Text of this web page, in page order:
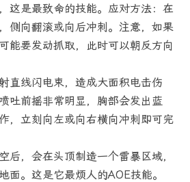
这是最致命的技能。应对方法：在
侧向翻滚或向后冲刺。注意，如果
能要发动抓取，此时可以朝反方向
直线闪电束，造成大面积电击伤
吐前摇非常明显，胸部会发出蓝
，立刻向左或向右横向冲刺即可完
后，会在头顶制造一个雷暴区域，
面。这是它最烦人的AOE技能。